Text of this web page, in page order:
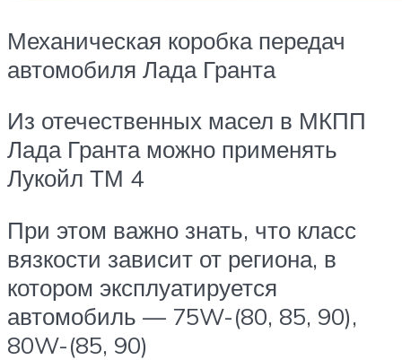
Механическая коробка передач
автомобиля Лада Гранта
Из отечественных масел в МКПП
Лада Гранта можно применять
Лукойл ТМ 4
При этом важно знать, что класс
вязкости зависит от региона, в
котором эксплуатируется
автомобиль — 75W-(80, 85, 90),
80W-(85, 90)